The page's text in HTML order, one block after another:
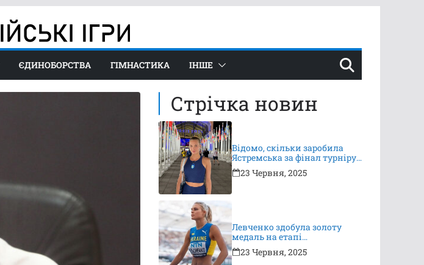
ЄДИНОБОРСТВА ГІМНАСТИКА ІНШЕ
Стрічка новин
Відомо, скільки заробила
Ястремська за фінал турніру
в Ноттінгемі
23 Червня, 2025
Левченко здобула золоту
медаль на етапі
Континентального туру
23 Червня, 2025